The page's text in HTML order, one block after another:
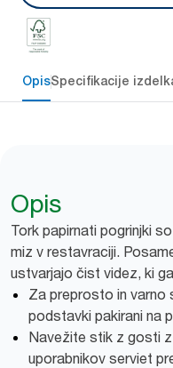
OpisSpecifikacije
Opis
Tork papirnati pogrinjki
miz v restavraciji.
ustvarjajo čist videz, ki
Za preprosto in varno
podstavki pakirani na
Navežite stik z gosti
uporabnikov serviet